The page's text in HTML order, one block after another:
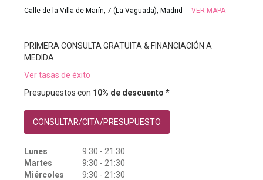
Calle de la Villa de Marín, 7 (La Vaguada), Madrid VER MAPA
PRIMERA CONSULTA GRATUITA & FINANCIACIÓN A
MEDIDA
Ver tasas de éxito
Presupuestos con 10% de descuento *
CONSULTAR/CITA/PRESUPUESTO
Lunes
9:30 - 21:30
Martes
9:30 - 21:30
Miércoles
9:30 - 21:30